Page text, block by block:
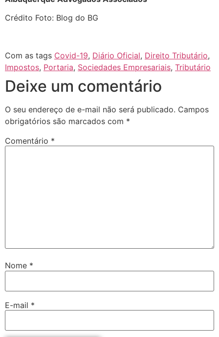
Crédito Foto: Blog do BG
Com as tags Covid-19, Diário Oficial, Direito Tributário,
Impostos, Portaria, Sociedades Empresariais, Tributário
Deixe um comentário
O seu endereço de e-mail não será publicado. Campos
obrigatórios são marcados com *
Comentário *
Nome *
E-mail *